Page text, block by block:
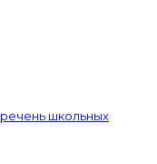
школьных